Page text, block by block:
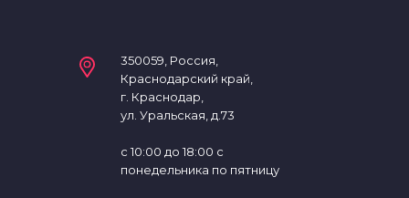
350059, Россия,
Краснодарский край,
г. Краснодар,
ул. Уральская, д.73
с 10:00 до 18:00 с
понедельника по пятницу